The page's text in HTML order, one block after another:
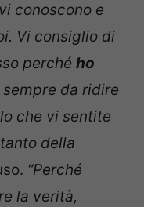
conoscono e
Vi consiglio di
perché ho
sempre da ridire
che vi sentite
della
“Perché
la verità,